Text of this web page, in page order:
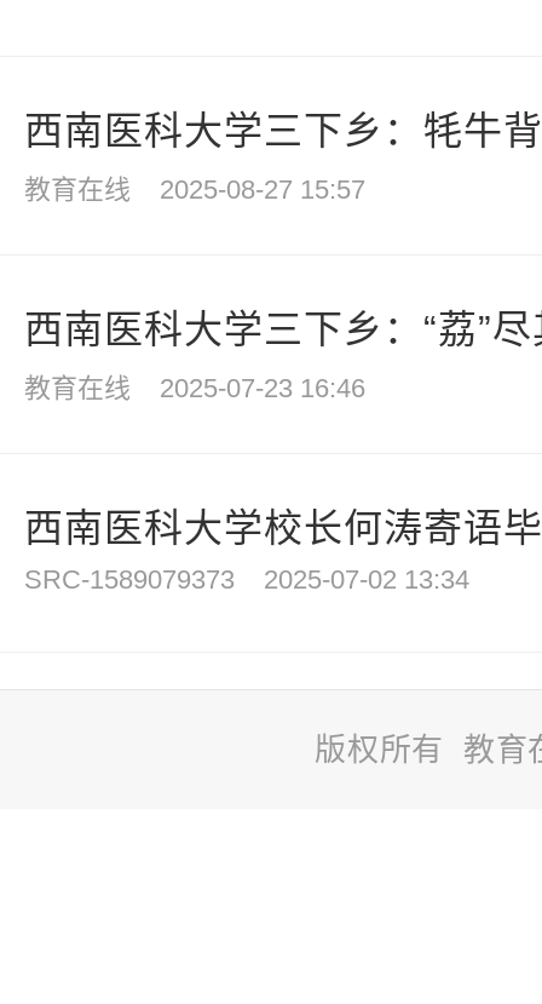
西南医科大学三下乡：牦牛
教育在线 2025-08-27 15:57
西南医科大学三下乡：“荔”
教育在线 2025-07-23 16:46
西南医科大学校长何涛寄语
SRC-1589079373 2025-07-02 13:34
版权所有 教育